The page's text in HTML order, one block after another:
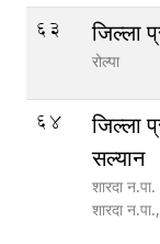
63
जिल्ला
रोल्पा
64
जिल्ला
सल्यान
शारदा
शारदा न.पा.,